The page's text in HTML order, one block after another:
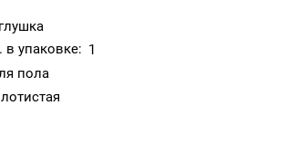
в упаковке: 1
пола